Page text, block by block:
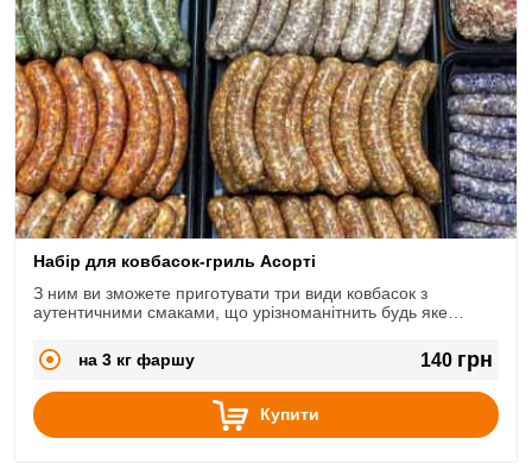
Набір для ковбасок-гриль Асорті
З ним ви зможете приготувати три види ковбасок з
аутентичними смаками, що урізноманітнить будь яке
на 3 кг фаршу
140 грн
Купити